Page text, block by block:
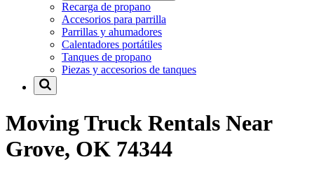
Recarga de propano
Accesorios para parrilla
Parrillas y ahumadores
Calentadores portátiles
Tanques de propano
Piezas y accesorios de tanques
Moving Truck Rentals Near
Grove, OK 74344